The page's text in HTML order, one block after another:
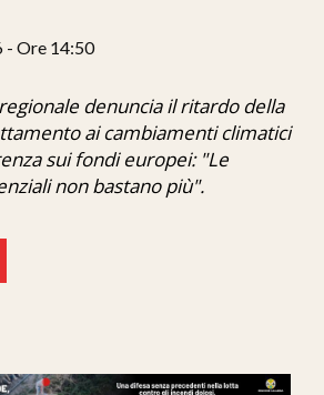
- Ore 14:50
denuncia il ritardo della
ai cambiamenti climatici
sui fondi europei: "Le
non bastano più".